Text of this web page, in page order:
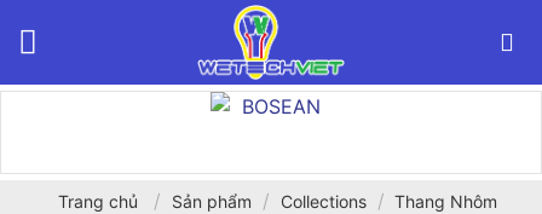
Trang chủ / Sản phẩm / Collections / Thang Nhôm